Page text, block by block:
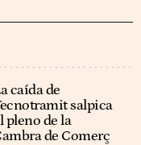
caída de
salpica
pleno de la
de Comerç